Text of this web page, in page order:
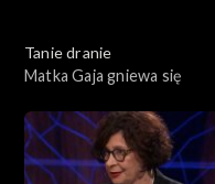
Tanie dranie
Matka Gaja gniewa się